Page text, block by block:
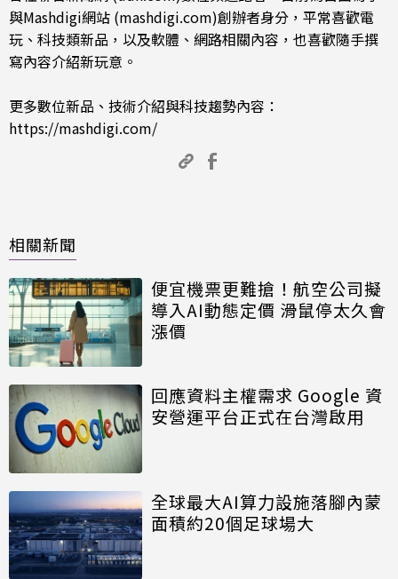
與Mashdigi網站 (mashdigi.com)創辦者身分，平常喜歡電
玩、科技類新品，以及軟體、網路相關內容，也喜歡隨手撰
寫內容介紹新玩意。
更多數位新品、技術介紹與科技趨勢內容：
https://mashdigi.com/
相關新聞
便宜機票更難搶！航空公司擬
導入AI動態定價 滑鼠停太久會
漲價
回應資料主權需求 Google 資
安營運平台正式在台灣啟用
全球最大AI算力設施落腳內蒙
面積約20個足球場大